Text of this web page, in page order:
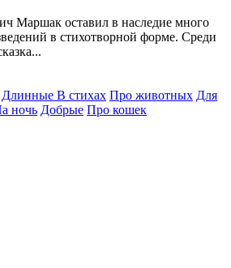
Маршак оставил в наследие много
в стихотворной форме. Среди
Длинные В стихах Про животных Для
ночь Добрые Про кошек